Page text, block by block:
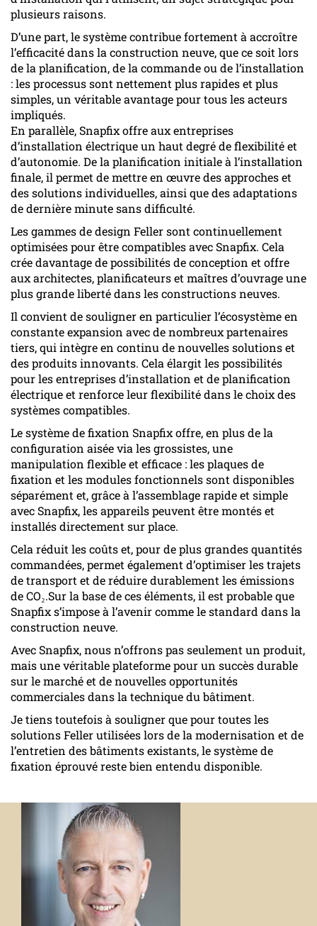
plusieurs raisons.
D’une part, le système contribue fortement à accroître
l’efficacité dans la construction neuve, que ce soit lors
de la planification, de la commande ou de l’installation
: les processus sont nettement plus rapides et plus
simples, un véritable avantage pour tous les acteurs
impliqués.
En parallèle, Snapfix offre aux entreprises
d’installation électrique un haut degré de flexibilité et
d’autonomie. De la planification initiale à l’installation
finale, il permet de mettre en œuvre des approches et
des solutions individuelles, ainsi que des adaptations
de dernière minute sans difficulté.
Les gammes de design Feller sont continuellement
optimisées pour être compatibles avec Snapfix. Cela
crée davantage de possibilités de conception et offre
aux architectes, planificateurs et maîtres d’ouvrage une
plus grande liberté dans les constructions neuves.
Il convient de souligner en particulier l’écosystème en
constante expansion avec de nombreux partenaires
tiers, qui intègre en continu de nouvelles solutions et
des produits innovants. Cela élargit les possibilités
pour les entreprises d’installation et de planification
électrique et renforce leur flexibilité dans le choix des
systèmes compatibles.
Le système de fixation Snapfix offre, en plus de la
configuration aisée via les grossistes, une
manipulation flexible et efficace : les plaques de
fixation et les modules fonctionnels sont disponibles
séparément et, grâce à l’assemblage rapide et simple
avec Snapfix, les appareils peuvent être montés et
installés directement sur place.
Cela réduit les coûts et, pour de plus grandes quantités
commandées, permet également d’optimiser les trajets
de transport et de réduire durablement les émissions
de CO₂.Sur la base de ces éléments, il est probable que
Snapfix s’impose à l’avenir comme le standard dans la
construction neuve.
Avec Snapfix, nous n’offrons pas seulement un produit,
mais une véritable plateforme pour un succès durable
sur le marché et de nouvelles opportunités
commerciales dans la technique du bâtiment.
Je tiens toutefois à souligner que pour toutes les
solutions Feller utilisées lors de la modernisation et de
l’entretien des bâtiments existants, le système de
fixation éprouvé reste bien entendu disponible.